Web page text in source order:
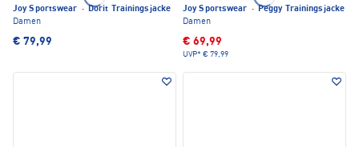
Joy Sportswear · Dorit Trainingsjacke
Damen
€ 79,99
Joy Sportswear · Peggy Trainingsjacke
Damen
€ 69,99
UVP* € 79,99